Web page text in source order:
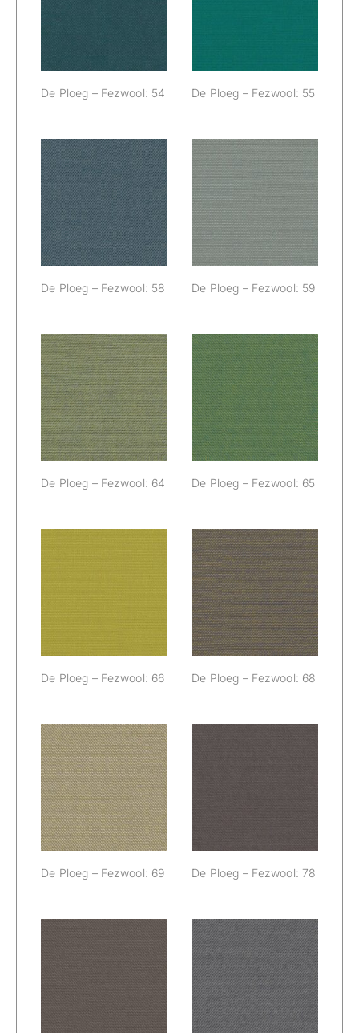
De Ploeg – Fezwool: 54 De Ploeg – Fezwool: 55
De Ploeg –
Fezwool: 58
De Ploeg – Fezwool: 58
De Ploeg –
Fezwool: 59
De Ploeg – Fezwool: 59
De Ploeg –
Fezwool: 64
De Ploeg – Fezwool: 64
De Ploeg –
Fezwool: 65
De Ploeg – Fezwool: 65
De Ploeg – Fezwool: 66
De Ploeg –
Fezwool: 68
De Ploeg – Fezwool: 68
De Ploeg –
Fezwool: 69
De Ploeg – Fezwool: 69
De Ploeg –
Fezwool: 78
De Ploeg – Fezwool: 78
De Ploeg –
Fezwool: 79
De Ploeg –
Fezwool: 80